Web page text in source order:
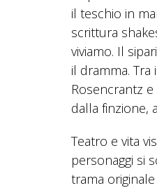
il teschio in
scrittura
viviamo. Il
il dramma.
Rosencrantz
dalla finzione,
Teatro e vita
personaggi si
trama